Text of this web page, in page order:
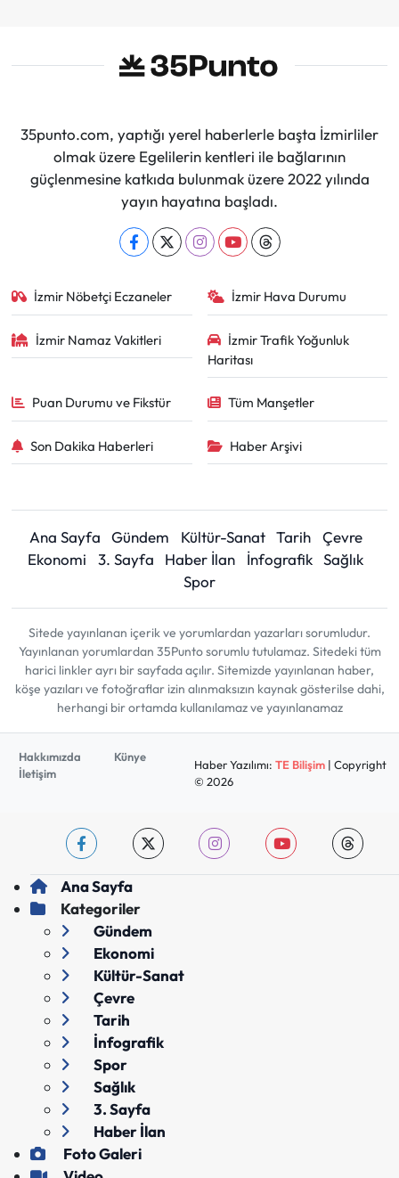
35punto.com, yaptığı yerel haberlerle başta İzmirliler
olmak üzere Egelilerin kentleri ile bağlarının
güçlenmesine katkıda bulunmak üzere 2022 yılında
yayın hayatına başladı.
İzmir Nöbetçi Eczaneler İzmir Hava Durumu
İzmir Namaz Vakitleri
İzmir Trafik Yoğunluk
Haritası
Puan Durumu ve Fikstür Tüm Manşetler
Son Dakika Haberleri Haber Arşivi
Ana Sayfa Gündem Kültür-Sanat Tarih
Çevre
Ekonomi
3. Sayfa Haber İlan İnfografik Sağlık
Spor
Sitede yayınlanan içerik ve yorumlardan yazarları sorumludur.
Yayınlanan yorumlardan 35Punto sorumlu tutulamaz. Sitedeki tüm
harici linkler ayrı bir sayfada açılır. Sitemizde yayınlanan haber,
köşe yazıları ve fotoğraflar izin alınmaksızın kaynak gösterilse dahi,
herhangi bir ortamda kullanılamaz ve yayınlanamaz
Hakkımızda
Künye
İletişim
Haber Yazılımı: TE Bilişim| Copyright
© 2026
Ana Sayfa
Kategoriler
Gündem
Ekonomi
Kültür-Sanat
Çevre
Tarih
İnfografik
Spor
Sağlık
3. Sayfa
Haber İlan
Foto Galeri